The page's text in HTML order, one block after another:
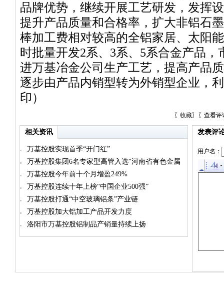
品牌优势，继续开展工艺研发，发挥
提升产品质量和合格率，扩大非铝石
棒加工费相对较高的全铝家居、太阳
时批量开发2系、3系、5系合金产品
进万基冶金公司生产工艺，提高产品
逐步由产品内销型转为外销型企业，
印）
〖 收藏〗〖 查看评
相关资讯
万基控股实现首季“开门红”
万基控股集团6名专家型高管入选“河南省有色金属
行业专家库”
万基控股今年前十个月增盈249%
万基控股连续十年上榜“中国企业500强”
万基控股打通“中空玻璃铝条”产业链
万基控股加大铝加工产品开发力度
洛阳市万基控股铝制品产销量持续上扬
发表评
用户名：